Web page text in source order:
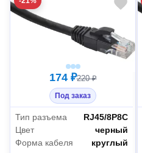
174 ₽220 ₽
Под заказ
Тип разъема
RJ45/8P8C
Цвет
черный
Форма кабеля
круглый